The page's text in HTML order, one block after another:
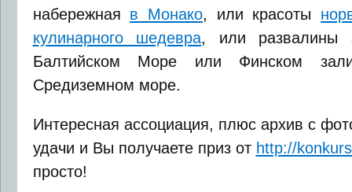
набережная в Монако, или красоты
кулинарного шедевра, или развалины
Балтийском Море или Финском
Средиземном море.
Интересная ассоциация, плюс архив с
удачи и Вы получаете приз от http://
просто!